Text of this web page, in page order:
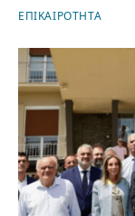
ΕΠΙΚΑΙΡΟΤΗΤΑ